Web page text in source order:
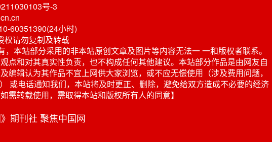
号-3
60351390(24小时)
权请勿复制及转载
本站部分采用的非本站原创文章及图片等内容无法一 一和版权者联系。
和对其真实性负责，也不构成任何其他建议。本站部分作品是由网友自
辑认为其作品不宜上网供大家浏览，或不应无偿使用（涉及费用问题，
或电话通知我们，本站将及时更正、删除，避免给双方造成不必要的经济
转载使用，需取得本站和版权所有人的同意】
期刊社 聚焦中国网